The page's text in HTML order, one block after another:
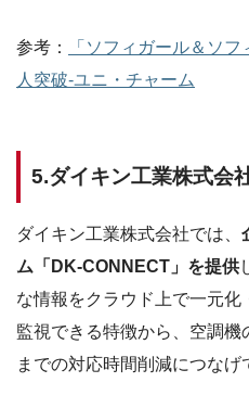
参考：
「ソフィガール＆ソ
人突破-ユニ・チャーム
5.ダイキン工業株式会
ダイキン工業株式会社では、
ム「DK-CONNECT」を提供
な情報をクラウド上で一元
監視できる特徴から、空調
までの対応時間削減につなげ